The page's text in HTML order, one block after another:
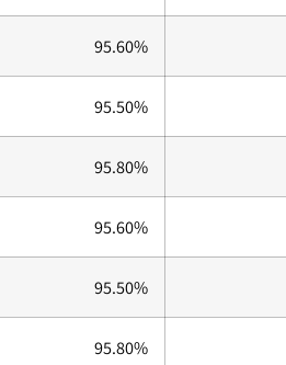
95.60%
95.50%
95.80%
95.60%
95.50%
95.80%